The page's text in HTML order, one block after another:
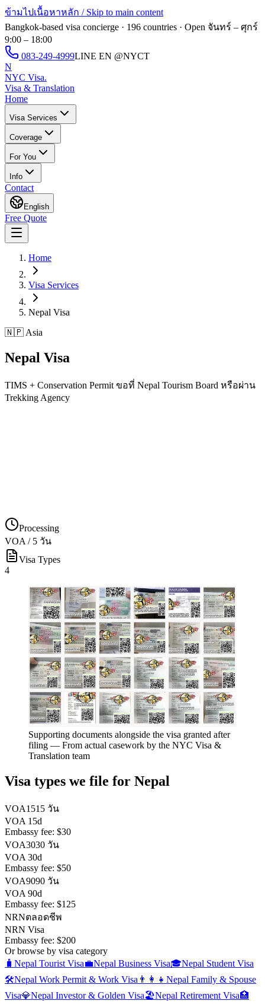
ข้ามไปเนื้อหาหลัก / Skip to main content
Bangkok-based visa concierge · 196 countries · Open จันทร์ – ศุกร์
9:00 – 18:00
083-249-4999LINE EN @NYCT
N
NYC Visa.
Visa & Translation
Home
Visa Services
Coverage
For You
Info
Contact
English
Free Quote
Home
Visa Services
Nepal Visa
🇳🇵 Asia
Nepal Visa
TIMS + Conservation Permit ขอที่ Nepal Tourism Board หรือผ่าน
Trekking Agency
Processing
VOA / 5 วัน
Visa Types
4
Supporting documents alongside the visa granted after
filing — From actual casework by the NYC Visa &
Translation team
Visa types we file for Nepal
VOA1515 วัน
VOA 15d
Embassy fee: $30
VOA3030 วัน
VOA 30d
Embassy fee: $50
VOA9090 วัน
VOA 90d
Embassy fee: $125
NRNตลอดชีพ
NRN Visa
Embassy fee: $200
Or browse by visa category
🧳 Nepal Tourist Visa💼Nepal Business Visa🎓Nepal Student Visa
🛠️Nepal Work Permit & Work Visa 👨‍👩‍👧 Nepal Family & Spouse
Visa💎Nepal Investor & Golden Visa🏖️Nepal Retirement Visa🏥